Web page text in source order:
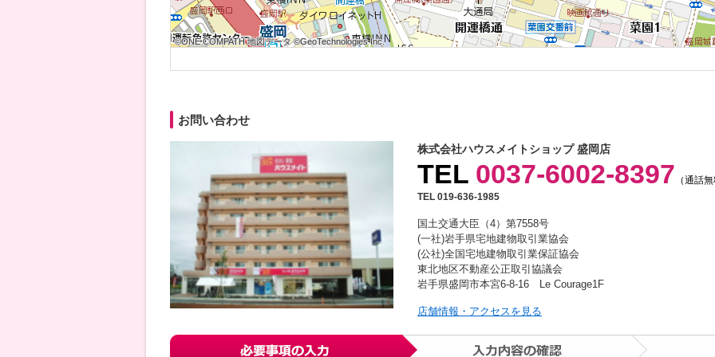
©ONE COMPATH 地図データ ©GeoTechnologies Inc.
©ONE COMPATH 地図データ ©GeoTechnologies Inc.
©ONE COMPATH 地図データ ©GeoTechnologies Inc.
©ONE COMPATH 地図データ ©GeoTechnologies Inc.
©ONE COMPATH 地図データ ©GeoTechnologies Inc.
©ONE COMPATH 地図データ ©GeoTechnologies Inc.
©ONE COMPATH 地図データ ©GeoTechnologies Inc.
©ONE COMPATH 地図データ ©GeoTechnologies Inc.
©ONE COMPATH 地図データ ©GeoTechnologies Inc.
お問い合わせ
株式会社ハウスメイトショップ 盛岡店
TEL 0037-6002-8397 （通話
TEL 019-636-1985
国土交通大臣（4）第7558号
(一社)岩手県宅地建物取引業協会
(公社)全国宅地建物取引業保証協会
東北地区不動産公正取引協議会
岩手県盛岡市本宮6-8-16 Le Courage1F
店舗情報・アクセスを見る